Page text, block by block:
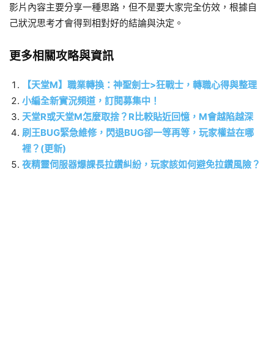
影片內容主要分享一種思路，但不是要大家完全仿效，根據自
己狀況思考才會得到相對好的結論與決定。
更多相關攻略與資訊
【天堂M】職業轉換：神聖劍士>狂戰士，轉職心得與整理
小編全新實況頻道，訂閱募集中！
天堂R或天堂M怎麼取捨？R比較貼近回憶，M會越陷越深
刷王BUG緊急維修，閃退BUG卻一等再等，玩家權益在哪
裡？(更新)
夜精靈伺服器爆課長拉鑽糾紛，玩家該如何避免拉鑽風險？